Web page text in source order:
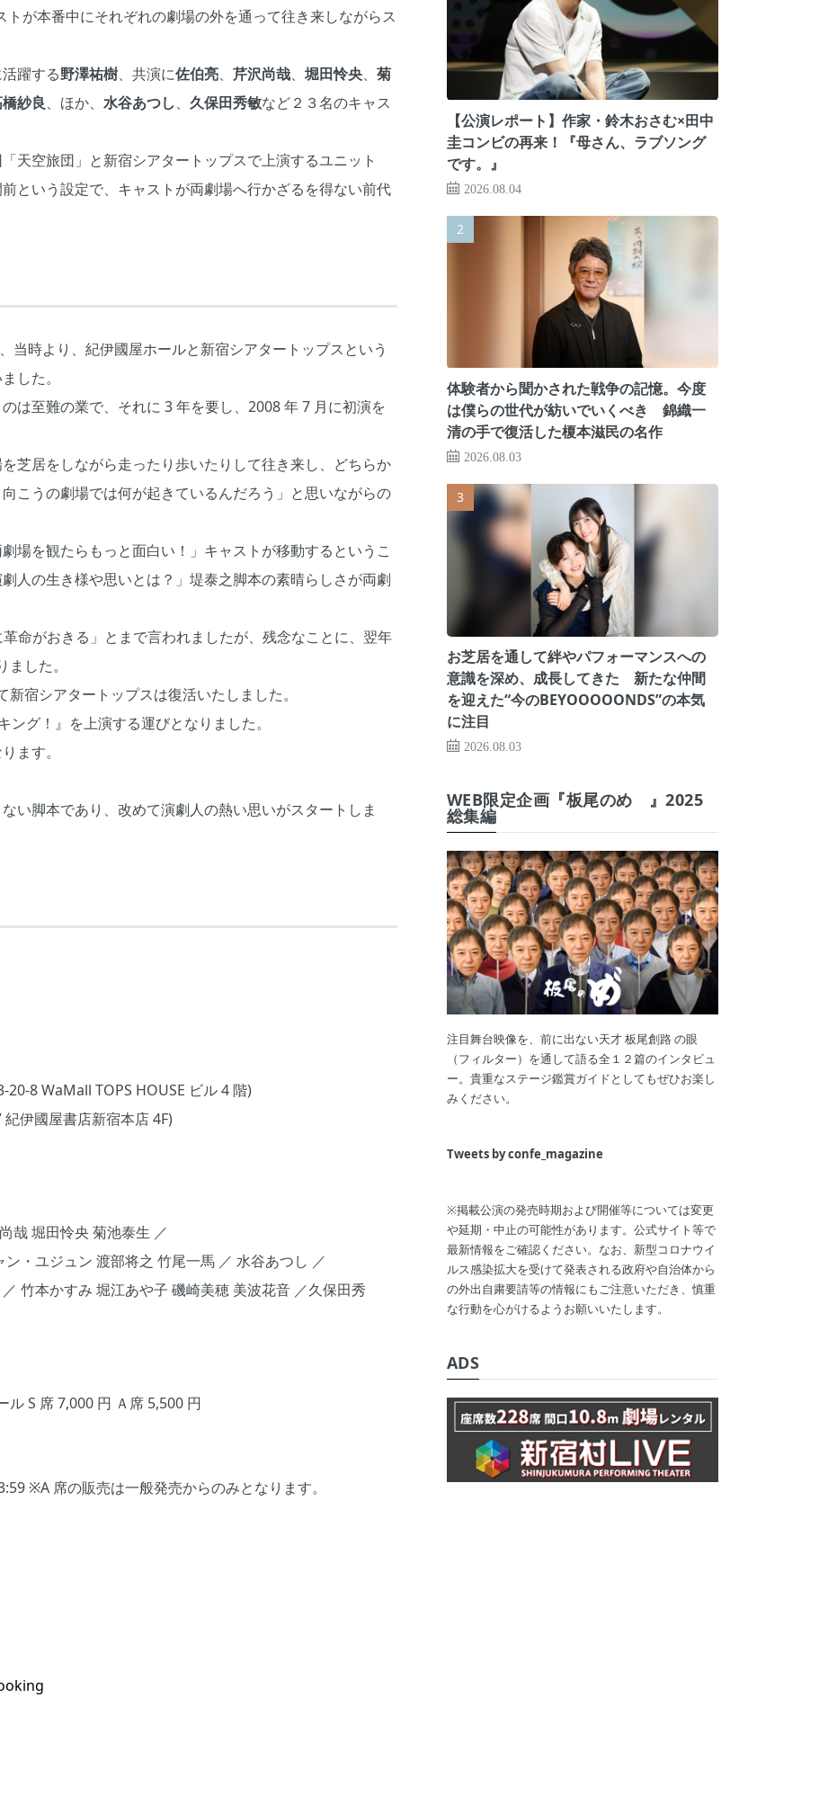
が本番中にそれぞれの劇場の外を通って往き来しながらス
躍する野澤祐樹、共演に佐伯亮、 芹沢尚哉、 堀田怜央、 菊
紗良、ほか、 水谷あつし、 久保田秀敏など２３名のキャス
天空旅団」と新宿シアタートップスで上演するユニット
という設定で、キャストが両劇場へ行かざるを得ない前代
当時より、紀伊國屋ホールと新宿シアタートップスという
した。
は至難の業で、それに 3 年を要し、2008 年 7 月に初演を
芝居をしながら走ったり歩いたりして往き来し、どちらか
こうの劇場では何が起きているんだろう」と思いながらの
場を観たらもっと面白い！」キャストが移動するというこ
人の生き様や思いとは？」堤泰之脚本の素晴らしさが両劇
命がおきる」とまで言われましたが、残念なことに、翌年
した。
宿シアタートップスは復活いたしました。
グ！』を上演する運びとなりました。
ます。
い脚本であり、改めて演劇人の熱い思いがスタートしま
8 WaMall TOPS HOUSE ビル 4 階)
伊國屋書店新宿本店 4F)
哉 堀⽥怜央 菊池泰⽣ ／
・ユジュン 渡部将之 ⽵尾⼀⾺ ／ ⽔⾕あつし ／
⽵本かすみ 堀江あや⼦ 磯崎美穂 美波花⾳ ／久保⽥秀
ル S 席 7,000 円 Ａ席 5,500 円
※A 席の販売は⼀般発売からのみとなります。
【公演レポート】作家・鈴木おさむ×田中
圭コンビの再来！『母さん、ラブソング
です。』
2026.08.04
体験者から聞かされた戦争の記憶。今度
は僕らの世代が紡いでいくべき 錦織一
清の手で復活した榎本滋民の名作
2026.08.03
お芝居を通して絆やパフォーマンスへの
意識を深め、成長してきた 新たな仲間
を迎えた“今のBEYOOOOONDS”の本気
に注目
2026.08.03
WEB限定企画『板尾のめ゙』2025
総集編
注目舞台映像を、前に出ない天才 板尾創路 の眼
（フィルター）を通して語る全１２篇のインタビュ
ー。貴重なステージ鑑賞ガイドとしてもぜひお楽し
みください。
Tweets by confe_magazine
※掲載公演の発売時期および開催等については変更
や延期・中止の可能性があります。公式サイト等で
最新情報をご確認ください。なお、新型コロナウイ
ルス感染拡大を受けて発表される政府や自治体から
の外出自粛要請等の情報にもご注意いただき、慎重
な行動を心がけるようお願いいたします。
ADS